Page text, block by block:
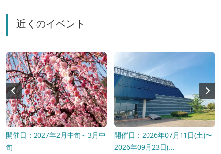
近くのイベント
開催日：2027年2月中旬～3月中
旬
開催日：2026年07月11日(土)〜
2026年09月23日(...